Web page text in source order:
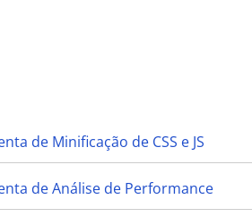
de Minificação de CSS e JS
de Análise de Performance